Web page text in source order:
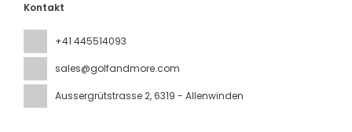
Kontakt
+41 445514093
sales@golfandmore.com
Aussergrütstrasse 2, 6319 - Allenwinden